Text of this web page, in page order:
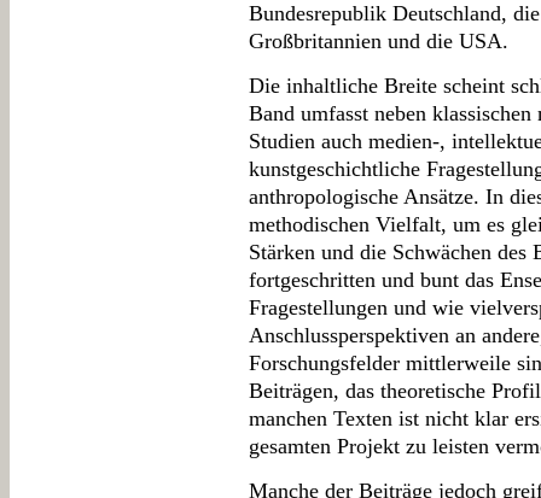
Bundesrepublik Deutschland,
Großbritannien und die USA.
Die inhaltliche Breite scheint
Band umfasst neben
Studien auch medien-,
kunstgeschichtliche
anthropologische Ansätze. In
methodischen Vielfalt, um es
Stärken und die Schwächen des
fortgeschritten und bunt das
Fragestellungen und wie
Anschlussperspektiven an
Forschungsfelder mittlerweile
Beiträgen, das theoretische
manchen Texten ist nicht klar
gesamten Projekt zu leisten
Manche der Beiträge jedoch